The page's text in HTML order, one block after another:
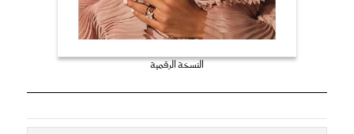
النسخة الرقمية